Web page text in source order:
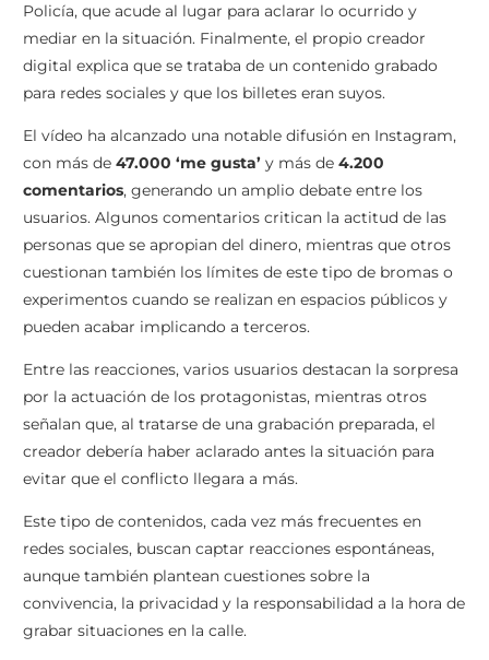
Policía, que acude al lugar para aclarar lo ocurrido y
mediar en la situación. Finalmente, el propio creador
digital explica que se trataba de un contenido grabado
para redes sociales y que los billetes eran suyos.
El vídeo ha alcanzado una notable difusión en Instagram,
con más de 47.000 ‘me gusta’ y más de 4.200
comentarios, generando un amplio debate entre los
usuarios. Algunos comentarios critican la actitud de las
personas que se apropian del dinero, mientras que otros
cuestionan también los límites de este tipo de bromas o
experimentos cuando se realizan en espacios públicos y
pueden acabar implicando a terceros.
Entre las reacciones, varios usuarios destacan la sorpresa
por la actuación de los protagonistas, mientras otros
señalan que, al tratarse de una grabación preparada, el
creador debería haber aclarado antes la situación para
evitar que el conflicto llegara a más.
Este tipo de contenidos, cada vez más frecuentes en
redes sociales, buscan captar reacciones espontáneas,
aunque también plantean cuestiones sobre la
convivencia, la privacidad y la responsabilidad a la hora de
grabar situaciones en la calle.